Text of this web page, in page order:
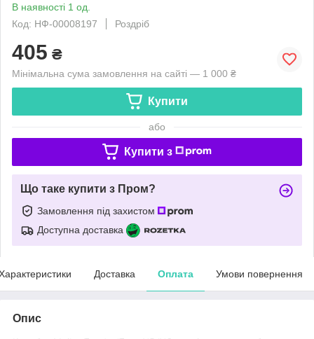
В наявності 1 од.
Код: НФ-00008197
Роздріб
405 ₴
Мінімальна сума замовлення на сайті — 1 000 ₴
Купити
або
Купити з
Що таке купити з Пром?
Замовлення під захистом
Доступна доставка
Доставка Оплата Умови повернення
Опис